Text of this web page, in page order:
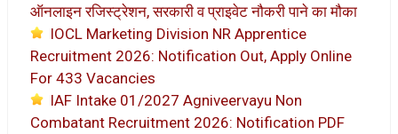
ऑनलाइन रजिस्ट्रेशन, सरकारी व प्राइवेट नौकरी पाने का मौका
IOCL Marketing Division NR Apprentice
Recruitment 2026: Notification Out, Apply Online
For 433 Vacancies
IAF Intake 01/2027 Agniveervayu Non
Combatant Recruitment 2026: Notification PDF